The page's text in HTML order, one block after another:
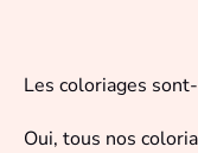
Les coloriages
Oui, tous nos